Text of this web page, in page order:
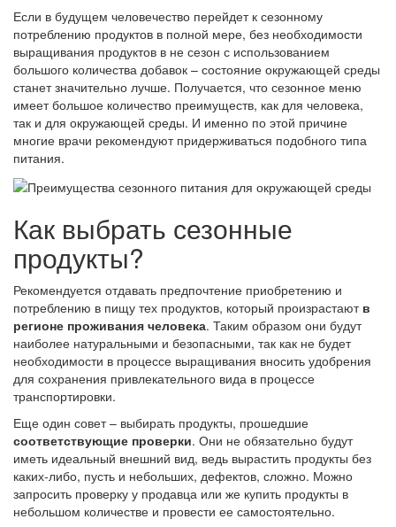
Если в будущем человечество перейдет к сезонному
потреблению продуктов в полной мере, без необходимости
выращивания продуктов в не сезон с использованием
большого количества добавок – состояние окружающей среды
станет значительно лучше. Получается, что сезонное меню
имеет большое количество преимуществ, как для человека,
так и для окружающей среды. И именно по этой причине
многие врачи рекомендуют придерживаться подобного типа
питания.
Как выбрать сезонные
продукты?
Рекомендуется отдавать предпочтение приобретению и
потреблению в пищу тех продуктов, который произрастают в
регионе проживания человека. Таким образом они будут
наиболее натуральными и безопасными, так как не будет
необходимости в процессе выращивания вносить удобрения
для сохранения привлекательного вида в процессе
транспортировки.
Еще один совет – выбирать продукты, прошедшие
соответствующие проверки. Они не обязательно будут
иметь идеальный внешний вид, ведь вырастить продукты без
каких-либо, пусть и небольших, дефектов, сложно. Можно
запросить проверку у продавца или же купить продукты в
небольшом количестве и провести ее самостоятельно.